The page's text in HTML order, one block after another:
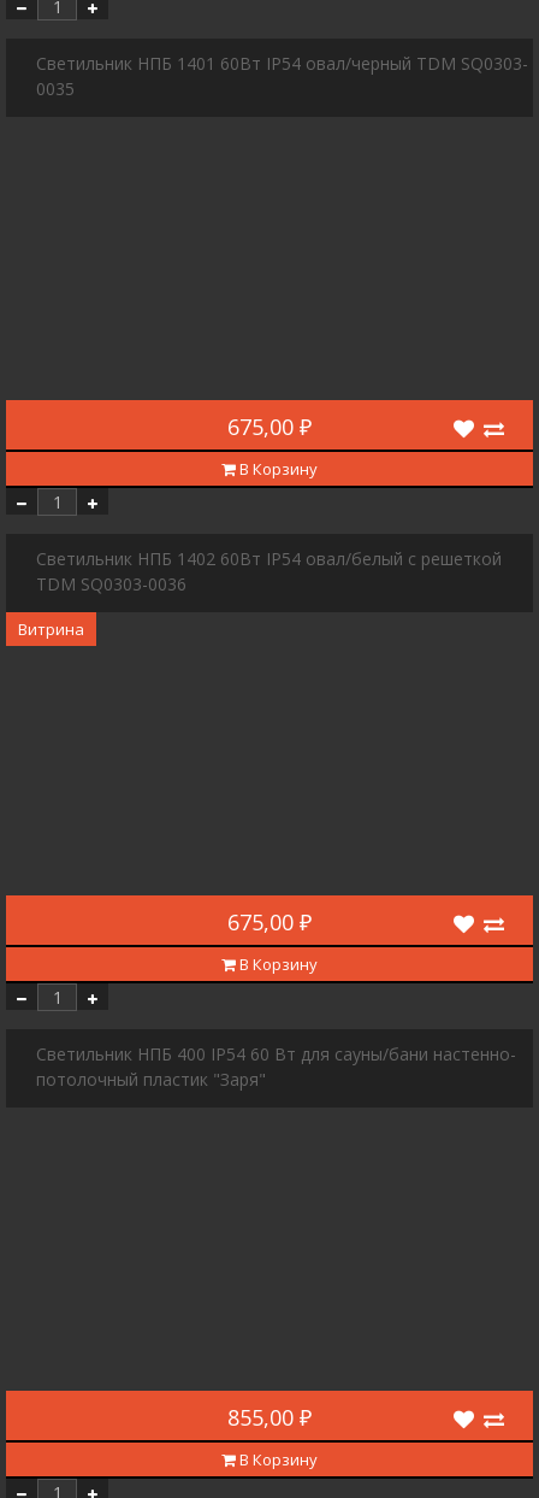
Светильник НПБ 1401 60Вт IP54 овал/черный TDM SQ0303-
0035
675,00 ₽
В Корзину
Светильник НПБ 1402 60Вт IP54 овал/белый с решеткой
TDM SQ0303-0036
Витрина
675,00 ₽
В Корзину
Светильник НПБ 400 IP54 60 Вт для сауны/бани настенно-
потолочный пластик "Заря"
855,00 ₽
В Корзину